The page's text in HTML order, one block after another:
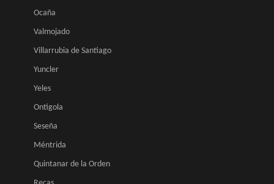
Ocaña
Valmojado
Villarrubia de Santiago
Yuncler
Yeles
Ontigola
Seseña
Méntrida
Quintanar de la Orden